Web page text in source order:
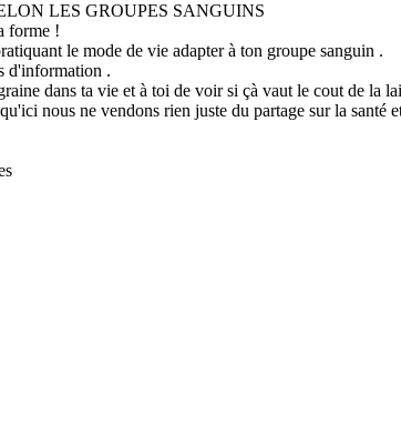
LES GROUPES SANGUINS
forme !
le mode de vie adapter à ton groupe sanguin .
d'information .
dans ta vie et à toi de voir si çà vaut le cout de la
nous ne vendons rien juste du partage sur la